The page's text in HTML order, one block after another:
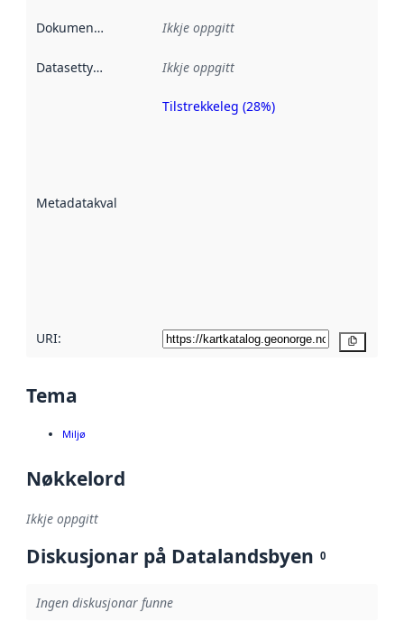
Dokumentasjon Ikkje oppgitt
Datasettype Ikkje oppgitt
Metadatakvalitet
Metadatakvalitet
Tilstrekkeleg (28%)
URI:
Tema
Miljø
Nøkkelord
Ikkje oppgitt
Diskusjonar på Datalandsbyen 0
Ingen diskusjonar funne